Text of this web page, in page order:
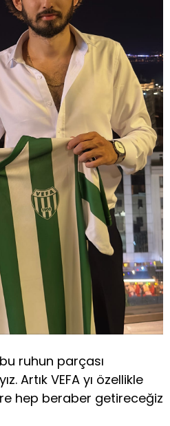
ruhun parçası
Artık VEFA yı özellikle
hep beraber getireceğiz